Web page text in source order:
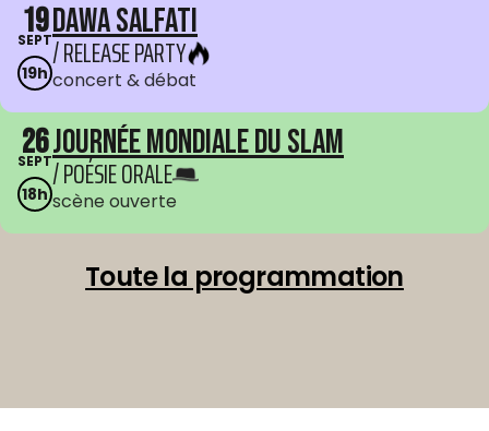
19
SEPT
19h
Dawa Salfati
/ RELEASE PARTY
concert & débat
26
SEPT
18h
Journée mondiale du Slam
/ POÉSIE ORALE
scène ouverte
Toute la programmation